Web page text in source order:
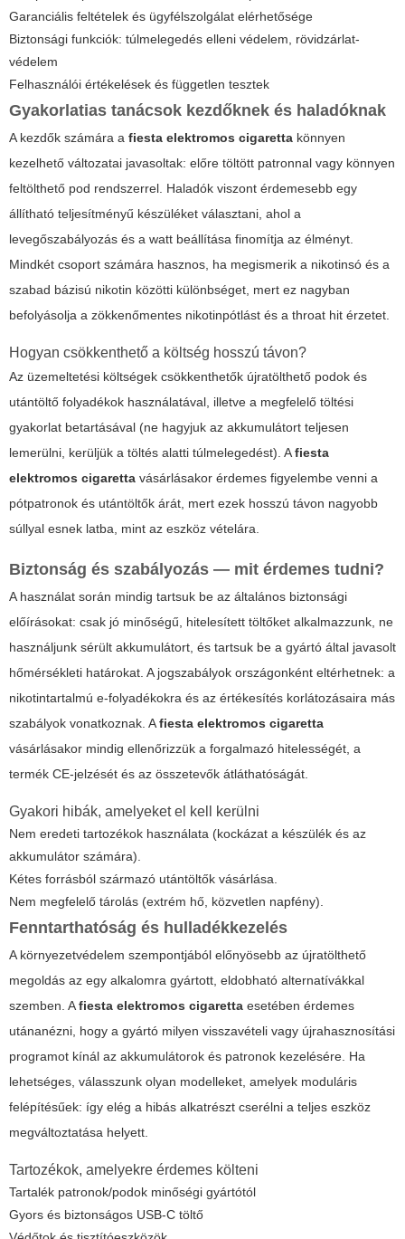
Garanciális feltételek és ügyfélszolgálat elérhetősége
Biztonsági funkciók: túlmelegedés elleni védelem, rövidzárlat-
védelem
Felhasználói értékelések és független tesztek
Gyakorlatias tanácsok kezdőknek és haladóknak
A kezdők számára a fiesta elektromos cigaretta könnyen
kezelhető változatai javasoltak: előre töltött patronnal vagy könnyen
feltölthető pod rendszerrel. Haladók viszont érdemesebb egy
állítható teljesítményű készüléket választani, ahol a
levegőszabályozás és a watt beállítása finomítja az élményt.
Mindkét csoport számára hasznos, ha megismerik a nikotinsó és a
szabad bázisú nikotin közötti különbséget, mert ez nagyban
befolyásolja a zökkenőmentes nikotinpótlást és a throat hit érzetet.
Hogyan csökkenthető a költség hosszú távon?
Az üzemeltetési költségek csökkenthetők újratölthető podok és
utántöltő folyadékok használatával, illetve a megfelelő töltési
gyakorlat betartásával (ne hagyjuk az akkumulátort teljesen
lemerülni, kerüljük a töltés alatti túlmelegedést). Afiesta
elektromos cigaretta vásárlásakor érdemes figyelembe venni a
pótpatronok és utántöltők árát, mert ezek hosszú távon nagyobb
súllyal esnek latba, mint az eszköz vételára.
Biztonság és szabályozás — mit érdemes tudni?
A használat során mindig tartsuk be az általános biztonsági
előírásokat: csak jó minőségű, hitelesített töltőket alkalmazzunk, ne
használjunk sérült akkumulátort, és tartsuk be a gyártó által javasolt
hőmérsékleti határokat. A jogszabályok országonként eltérhetnek: a
nikotintartalmú e-folyadékokra és az értékesítés korlátozásaira más
szabályok vonatkoznak. Afiesta elektromos cigaretta
vásárlásakor mindig ellenőrizzük a forgalmazó hitelességét, a
termék CE-jelzését és az összetevők átláthatóságát.
Gyakori hibák, amelyeket el kell kerülni
Nem eredeti tartozékok használata (kockázat a készülék és az
akkumulátor számára).
Kétes forrásból származó utántöltők vásárlása.
Nem megfelelő tárolás (extrém hő, közvetlen napfény).
Fenntarthatóság és hulladékkezelés
A környezetvédelem szempontjából előnyösebb az újratölthető
megoldás az egy alkalomra gyártott, eldobható alternatívákkal
szemben. Afiesta elektromos cigaretta esetében érdemes
utánanézni, hogy a gyártó milyen visszavételi vagy újrahasznosítási
programot kínál az akkumulátorok és patronok kezelésére. Ha
lehetséges, válasszunk olyan modelleket, amelyek moduláris
felépítésűek: így elég a hibás alkatrészt cserélni a teljes eszköz
megváltoztatása helyett.
Tartozékok, amelyekre érdemes költeni
Tartalék patronok/podok minőségi gyártótól
Gyors és biztonságos USB-C töltő